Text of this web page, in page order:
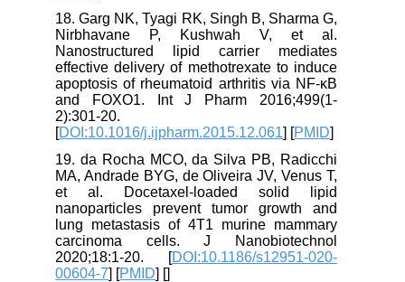
18. Garg NK, Tyagi RK, Singh B, Sharma G,
Nirbhavane P, Kushwah V, et al.
Nanostructured lipid carrier mediates
effective delivery of methotrexate to induce
apoptosis of rheumatoid arthritis via NF-κB
and FOXO1. Int J Pharm 2016;499(1-
2):301-20.
[DOI:10.1016/j.ijpharm.2015.12.061] [PMID
19. da Rocha MCO, da Silva PB, Radicchi
MA, Andrade BYG, de Oliveira JV, Venus T,
et al. Docetaxel-loaded solid lipid
nanoparticles prevent tumor growth and
lung metastasis of 4T1 murine mammary
carcinoma cells. J Nanobiotechnol
2020;18:1-20. [DOI:10.1186/s12951-020-
00604-7] [PMID] [